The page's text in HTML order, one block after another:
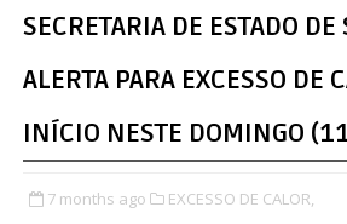
SECRETARIA DE ESTADO DE
ALERTA PARA EXCESSO DE
INÍCIO NESTE DOMINGO
7 months ago EXCESSO DE CALOR,